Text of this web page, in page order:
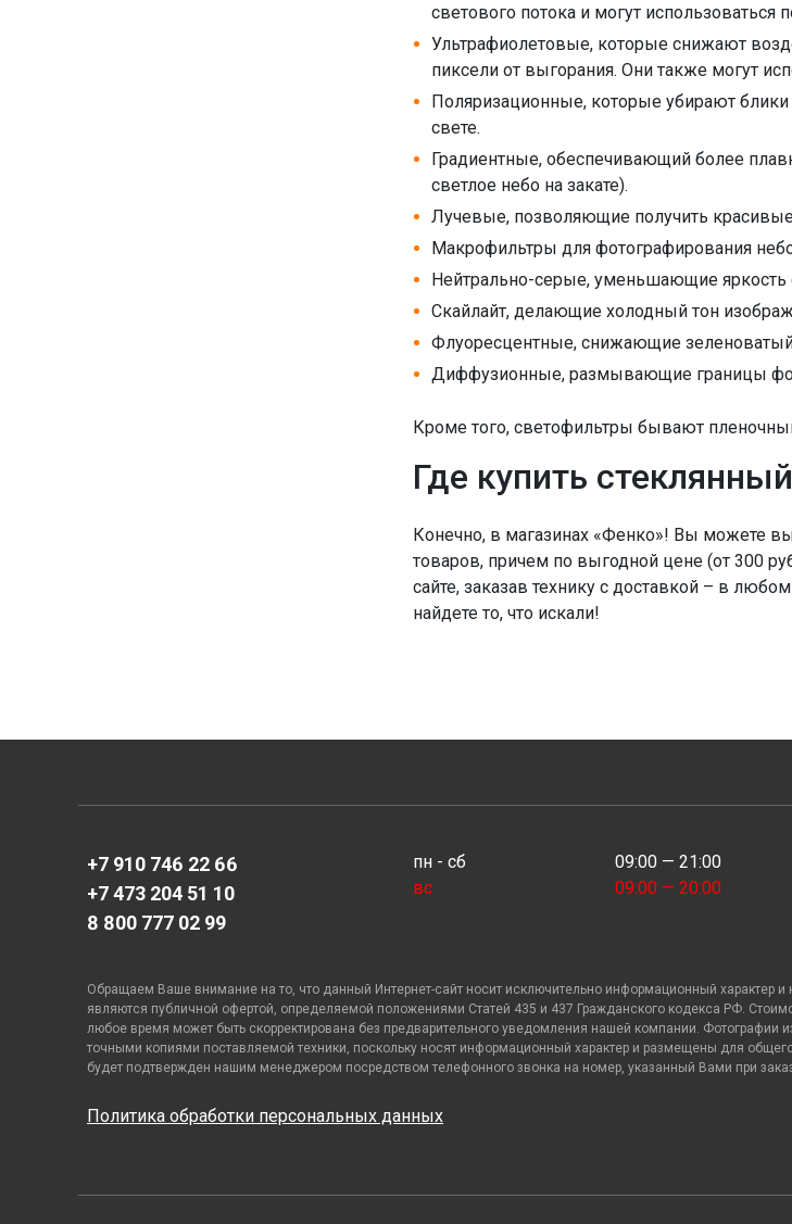
светового потока и могут использоваться
Ультрафиолетовые, которые снижают
пиксели от выгорания. Они также могут
Поляризационные, которые убирают
свете.
Градиентные, обеспечивающий более
светлое небо на закате).
Лучевые, позволяющие получить красивые
Макрофильтры для фотографирования
Нейтрально-серые, уменьшающие яркость
Скайлайт, делающие холодный тон
Флуоресцентные, снижающие
Диффузионные, размывающие границы
Кроме того, светофильтры бывают
Где купить
Конечно, в магазинах «Фенко»! Вы можете
товаров, причем по выгодной цене (от 300
сайте, заказав технику с доставкой – в
найдете то, что искали!
+7 910 746 22 66
+7 473 204 51 10
8 800 777 02 99
пн - сб
09:00 — 21:00
вс
09:00 — 20:00
Обращаем Ваше внимание на то, что данный Интернет-сайт носит исключительно информационный
являются публичной офертой, определяемой положениями Статей 435 и 437 Гражданского кодекса РФ.
любое время может быть скорректирована без предварительного уведомления нашей компании. Фотографии
точными копиями поставляемой техники, поскольку носят информационный характер и размещены для
будет подтвержден нашим менеджером посредством телефонного звонка на номер, указанный Вами при
Политика обработки персональных данных